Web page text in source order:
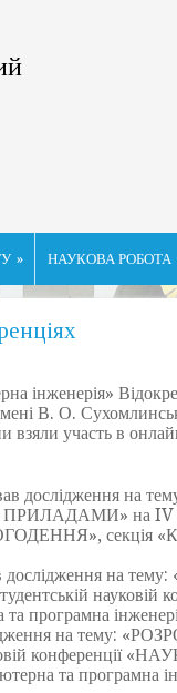
» НАУКОВА РОБОТА
інженерія»
В. О.
взяли участь в
дослідження
на IV
секція
дослідження на
на тему:
та програмна